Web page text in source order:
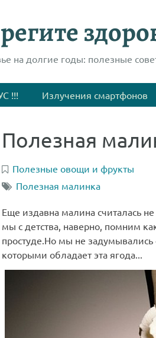
на долгие годы: полезные
!!! Излучения смартфонов
Полезная
Полезные овощи и фрукты
Полезная малинка
Еще издавна малина считалась
мы с детства, наверно, помним
простуде.Но мы не задумывались
которыми обладает эта ягода...